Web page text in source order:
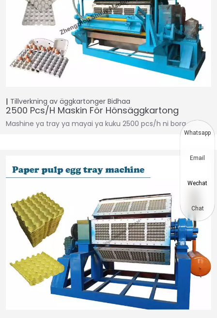
Tillverkning av äggkartonger Bidhaa
2500 Pcs/h Maskin För Hönsäggkartong
Mashine ya tray ya mayai ya kuku 2500 pcs/h ni bora...
Whatsapp
Email
Wechat
Chat